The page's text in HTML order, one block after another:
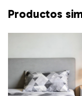
Productos